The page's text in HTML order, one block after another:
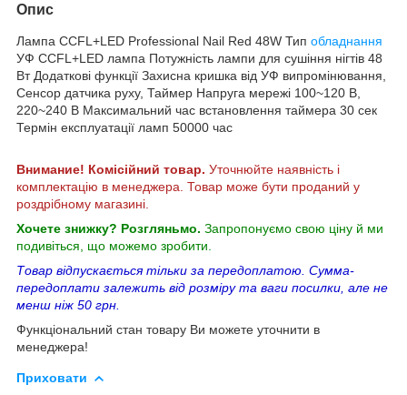
Опис
Лампа CCFL+LED Professional Nail Red 48W Тип обладнання
УФ CCFL+LED лампа Потужність лампи для сушіння нігтів 48
Вт Додаткові функції Захисна кришка від УФ випромінювання,
Сенсор датчика руху, Таймер Напруга мережі 100~120 В,
220~240 В Максимальний час встановлення таймера 30 сек
Термін експлуатації ламп 50000 час
Внимание! Комісійний товар. Уточнюйте наявність і
комплектацію в менеджера. Товар може бути проданий у
роздрібному магазині.
Хочете знижку? Розгляньмо. Запропонуємо свою ціну й ми
подивіться, що можемо зробити.
Товар відпускається тільки за передоплатою. Сумма-
передоплати залежить від розміру та ваги посилки, але не
менш ніж 50 грн.
Функціональний стан товару Ви можете уточнити в
менеджера!
Приховати